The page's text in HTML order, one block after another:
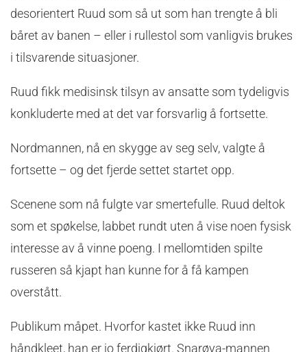
desorientert Ruud som så ut som han trengte å bli
båret av banen – eller i rullestol som vanligvis brukes
i tilsvarende situasjoner.
Ruud fikk medisinsk tilsyn av ansatte som tydeligvis
konkluderte med at det var forsvarlig å fortsette.
Nordmannen, nå en skygge av seg selv, valgte å
fortsette – og det fjerde settet startet opp.
Scenene som nå fulgte var smertefulle. Ruud deltok
som et spøkelse, labbet rundt uten å vise noen fysisk
interesse av å vinne poeng. I mellomtiden spilte
russeren så kjapt han kunne for å få kampen
overstått.
Publikum måpet. Hvorfor kastet ikke Ruud inn
håndkleet, han er jo ferdigkjørt. Snarøya-mannen